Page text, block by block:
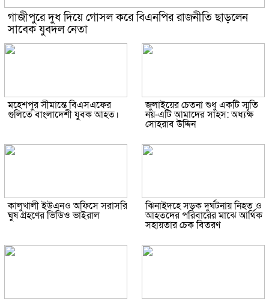
গাজীপুরে দুধ দিয়ে গোসল করে বিএনপির রাজনীতি ছাড়লেন
সাবেক যুবদল নেতা
মহেশপুর সীমান্তে বিএসএফের
গুলিতে বাংলাদেশী যুবক আহত।
জুলাইয়ের চেতনা শুধু একটি স্মৃতি
নয়-এটি আমাদের সাহস: অধ্যক্ষ
সোহরাব উদ্দিন
কালুখালী ইউএনও অফিসে সরাসরি
ঘুষ গ্রহণের ভিডিও ভাইরাল
ঝিনাইদহে সড়ক দুর্ঘটনায় নিহত ও
আহতদের পরিবারের মাঝে আর্থিক
সহায়তার চেক বিতরণ